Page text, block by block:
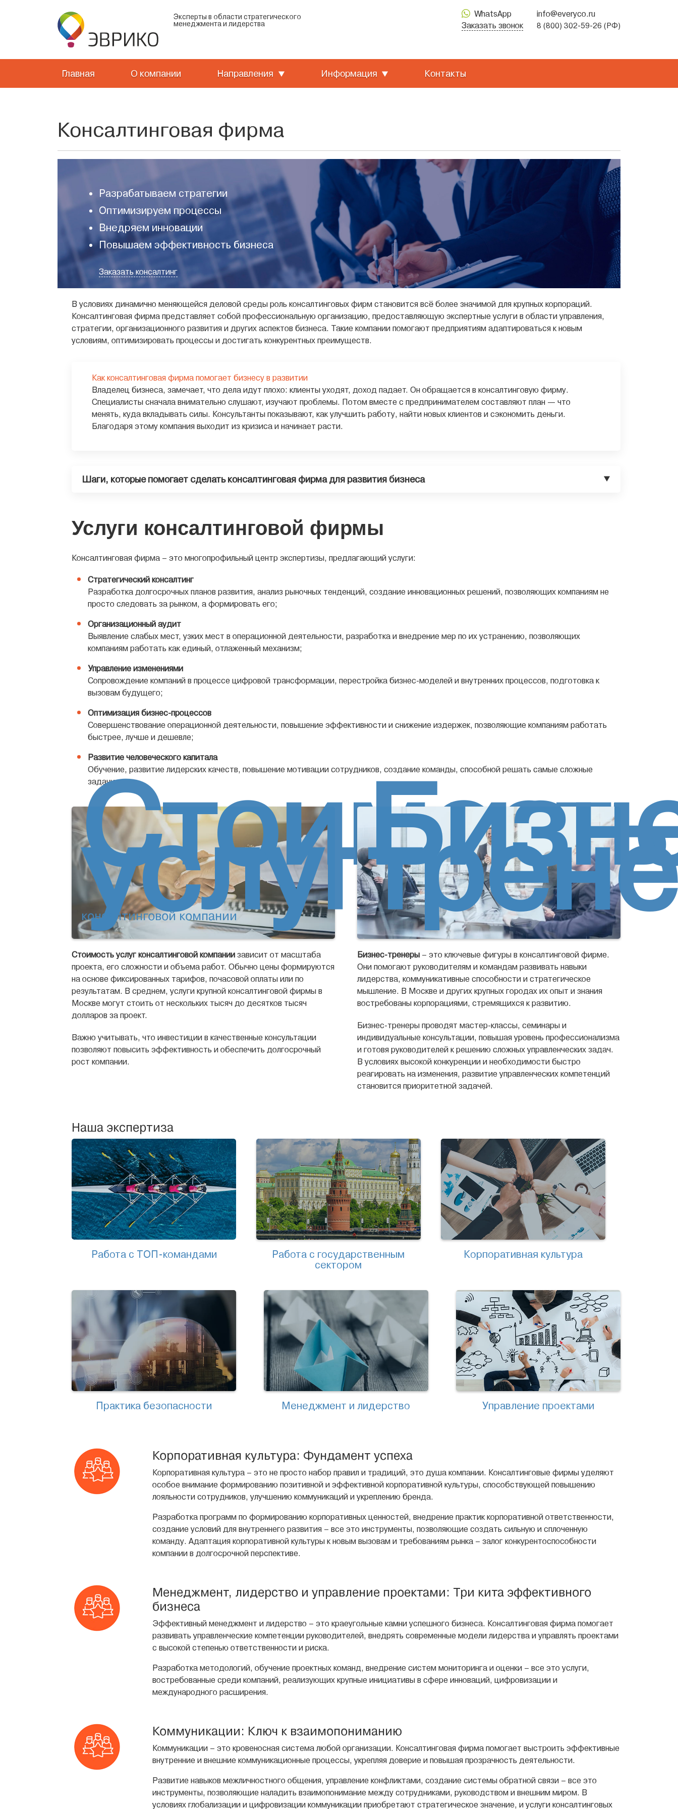
Эксперты в области стратегического
менеджмента и лидерства
WhatsApp
Заказать звонок
info@everyco.ru
8 (800) 302-59-26 (РФ)
Главная О компании Направления Информация Контакты
Консалтинговая фирма
Разрабатываем стратегии
Оптимизируем процессы
Внедряем инновации
Повышаем эффективность бизнеса
Заказать консалтинг
В условиях динамично меняющейся деловой среды роль консалтинговых фирм становится всё более значимой для крупных корпораций.
Консалтинговая фирма представляет собой профессиональную организацию, предоставляющую экспертные услуги в области управления,
стратегии, организационного развития и других аспектов бизнеса. Такие компании помогают предприятиям адаптироваться к новым
условиям, оптимизировать процессы и достигать конкурентных преимуществ.
Как консалтинговая фирма помогает бизнесу в развитии
Владелец бизнеса, замечает, что дела идут плохо: клиенты уходят, доход падает. Он обращается в консалтинговую фирму.
Специалисты сначала внимательно слушают, изучают проблемы. Потом вместе с предпринимателем составляют план — что
менять, куда вкладывать силы. Консультанты показывают, как улучшить работу, найти новых клиентов и сэкономить деньги.
Благодаря этому компания выходит из кризиса и начинает расти.
Шаги, которые помогает сделать консалтинговая фирма для развития бизнеса
Услуги консалтинговой фирмы
Консалтинговая фирма – это многопрофильный центр экспертизы, предлагающий услуги:
Стратегический консалтинг
Разработка долгосрочных планов развития, анализ рыночных тенденций, создание инновационных решений, позволяющих компаниям не
просто следовать за рынком, а формировать его;
Организационный аудит
Выявление слабых мест, узких мест в операционной деятельности, разработка и внедрение мер по их устранению, позволяющих
компаниям работать как единый, отлаженный механизм;
Управление изменениями
Сопровождение компаний в процессе цифровой трансформации, перестройка бизнес-моделей и внутренних процессов, подготовка к
вызовам будущего;
Оптимизация бизнес-процессов
Совершенствование операционной деятельности, повышение эффективности и снижение издержек, позволяющие компаниям работать
быстрее, лучше и дешевле;
Развитие человеческого капитала
Обучение, развитие лидерских качеств, повышение мотивации сотрудников, создание команды, способной решать самые сложные
задачи.
Стоимость
услуг
консалтинговой компании
Стоимость услуг консалтинговой компании зависит от масштаба
проекта, его сложности и объема работ. Обычно цены формируются
на основе фиксированных тарифов, почасовой оплаты или по
результатам. В среднем, услуги крупной консалтинговой фирмы в
Москве могут стоить от нескольких тысяч до десятков тысяч
долларов за проект.
Важно учитывать, что инвестиции в качественные консультации
позволяют повысить эффективность и обеспечить долгосрочный
рост компании.
Бизнес-тренеры– это ключевые фигуры в консалтинговой фирме.
Они помогают руководителям и командам развивать навыки
лидерства, коммуникативные способности и стратегическое
мышление. В Москве и других крупных городах их опыт и знания
востребованы корпорациями, стремящихся к развитию.
Бизнес-тренеры проводят мастер-классы, семинары и
индивидуальные консультации, повышая уровень профессионализма
и готовя руководителей к решению сложных управленческих задач.
В условиях высокой конкуренции и необходимости быстро
реагировать на изменения, развитие управленческих компетенций
становится приоритетной задачей.
Наша экспертиза
Работа с ТОП-командами
Работа с государственным
сектором
Корпоративная культура
Практика безопасности Менеджмент и лидерство Управление проектами
Корпоративная культура: Фундамент успеха
Корпоративная культура – это не просто набор правил и традиций, это душа компании. Консалтинговые фирмы уделяют
особое внимание формированию позитивной и эффективной корпоративной культуры, способствующей повышению
лояльности сотрудников, улучшению коммуникаций и укреплению бренда.
Разработка программ по формированию корпоративных ценностей, внедрение практик корпоративной ответственности,
создание условий для внутреннего развития – все это инструменты, позволяющие создать сильную и сплоченную
команду. Адаптация корпоративной культуры к новым вызовам и требованиям рынка – залог конкурентоспособности
компании в долгосрочной перспективе.
Менеджмент, лидерство и управление проектами: Три кита эффективного
бизнеса
Эффективный менеджмент и лидерство – это краеугольные камни успешного бизнеса. Консалтинговая фирма помогает
развивать управленческие компетенции руководителей, внедрять современные модели лидерства и управлять проектами
с высокой степенью ответственности и риска.
Разработка методологий, обучение проектных команд, внедрение систем мониторинга и оценки – все это услуги,
востребованные среди компаний, реализующих крупные инициативы в сфере инноваций, цифровизации и
международного расширения.
Коммуникации: Ключ к взаимопониманию
Коммуникации – это кровеносная система любой организации. Консалтинговая фирма помогает выстроить эффективные
внутренние и внешние коммуникационные процессы, укрепляя доверие и повышая прозрачность деятельности.
Развитие навыков межличностного общения, управление конфликтами, создание системы обратной связи – все это
инструменты, позволяющие наладить взаимопонимание между сотрудниками, руководством и внешним миром. В
условиях глобализации и цифровизации коммуникации приобретают стратегическое значение, и услуги консалтинговых